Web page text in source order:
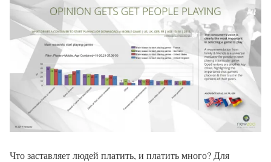
Что заставляет людей платить, и платить много? Для